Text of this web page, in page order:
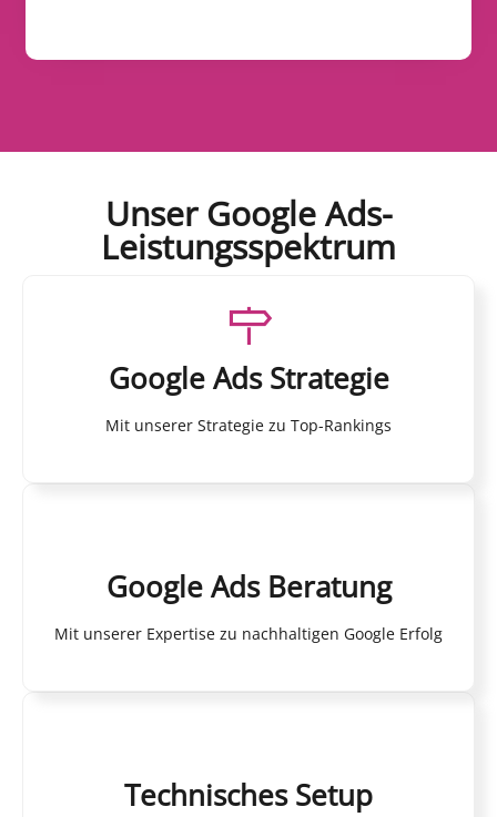
Unser Google Ads-
Leistungsspektrum
Google Ads Strategie
Mit unserer Strategie zu Top-Rankings
Google Ads Beratung
Mit unserer Expertise zu nachhaltigen Google Erfolg
Technisches Setup